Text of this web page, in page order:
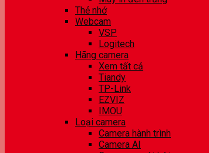
Thẻ nhớ
Webcam
VSP
Logitech
Hãng camera
Xem tất cả
Tiandy
TP-Link
EZVIZ
IMOU
Loại camera
Camera hành trình
Camera AI